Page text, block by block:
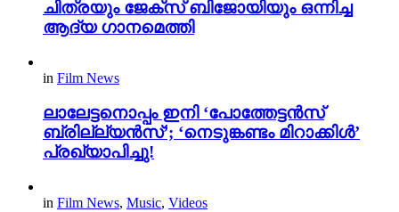
ചിത്രയും ജേക്സ് ബിജോയിയും ഒന്നിച്ച
ആദ്യ ഗാനമെത്തി
in Film News
ലാലേട്ടനൊപ്പം ഇനി ‘പോത്തേട്ടൻസ്
ബ്രില്ല്യൻസ്’; ‘നെടുങ്കണ്ടം മിറാക്കിൾ’
പ്രഖ്യാപിച്ചു!
in Film News, Music, Videos